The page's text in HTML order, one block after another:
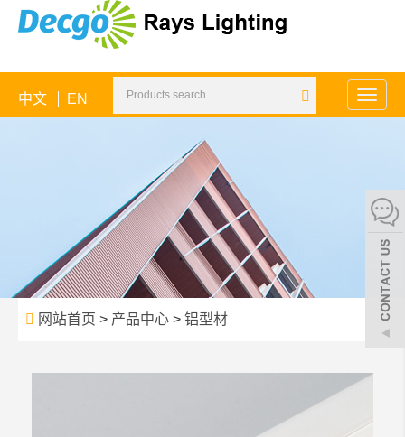
Toggle
中文 EN
网站首页 > 产品中心 > 铝型材